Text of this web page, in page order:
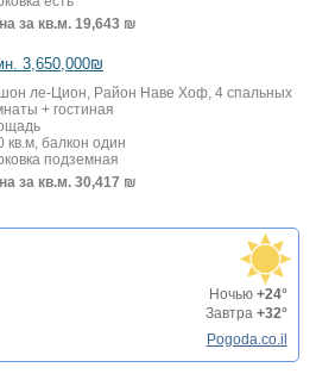
за кв.м. 19,643 ₪
3,650,000₪
ле-Цион, Район Наве Хоф, 4 спальных
+ гостиная
кв.м, балкон один
подземная
за кв.м. 30,417 ₪
Ночью +24°
Завтра +32°
Pogoda.co.il